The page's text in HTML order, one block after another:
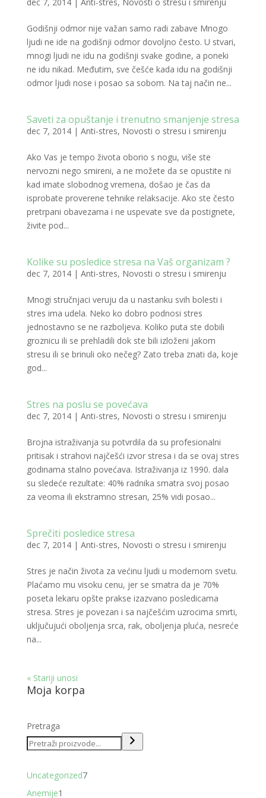
Godišnji odmor nije važan samo radi zabave Mnogo
ljudi ne ide na godišnji odmor dovoljno često. U stvari,
mnogi ljudi ne idu na godišnji svake godine, a poneki
ne idu nikad. Međutim, sve češće kada idu na godišnji
odmor ljudi nose i posao sa sobom. Na taj način ne...
Saveti za opuštanje i trenutno smanjenje stresa
dec 7, 2014| Anti-stres, Novosti o stresu i smirenju
Ako Vas je tempo života oborio s nogu, više ste
nervozni nego smireni, a ne možete da se opustite ni
kad imate slobodnog vremena, došao je čas da
isprobate proverene tehnike relaksacije. Ako ste često
pretrpani obavezama i ne uspevate sve da postignete,
živite pod...
Kolike su posledice stresa na Vaš organizam ?
dec 7, 2014| Anti-stres, Novosti o stresu i smirenju
Mnogi stručnjaci veruju da u nastanku svih bolesti i
stres ima udela. Neko ko dobro podnosi stres
jednostavno se ne razboljeva. Koliko puta ste dobili
groznicu ili se prehladili dok ste bili izloženi jakom
stresu ili se brinuli oko nečeg? Zato treba znati da, koje
god...
Stres na poslu se povećava
dec 7, 2014| Anti-stres, Novosti o stresu i smirenju
Brojna istraživanja su potvrdila da su profesionalni
pritisak i strahovi najčešći izvor stresa i da se ovaj stres
godinama stalno povećava. Istraživanja iz 1990. dala
su sledeće rezultate: 40% radnika smatra svoj posao
za veoma ili ekstramno stresan, 25% vidi posao...
Sprečiti posledice stresa
dec 7, 2014| Anti-stres, Novosti o stresu i smirenju
Stres je način života za većinu ljudi u modernom svetu.
Plaćamo mu visoku cenu, jer se smatra da je 70%
poseta lekaru opšte prakse izazvano posledicama
stresa. Stres je povezan i sa najčešćim uzrocima smrti,
uključujući oboljenja srca, rak, oboljenja pluća, nesreće
na...
« Stariji unosi
Moja korpa
Pretraga
Uncategorized77
Anemije1